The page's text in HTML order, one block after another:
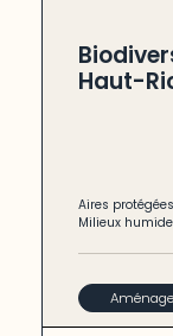
Haut-
Aires
Milieux